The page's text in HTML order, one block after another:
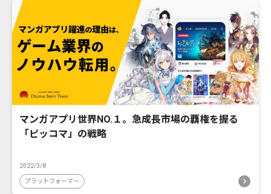
マンガアプリ世界NO.１。急成長市場の覇権を握る
「ピッコマ」の戦略
2022/3/8
プラットフォーマー